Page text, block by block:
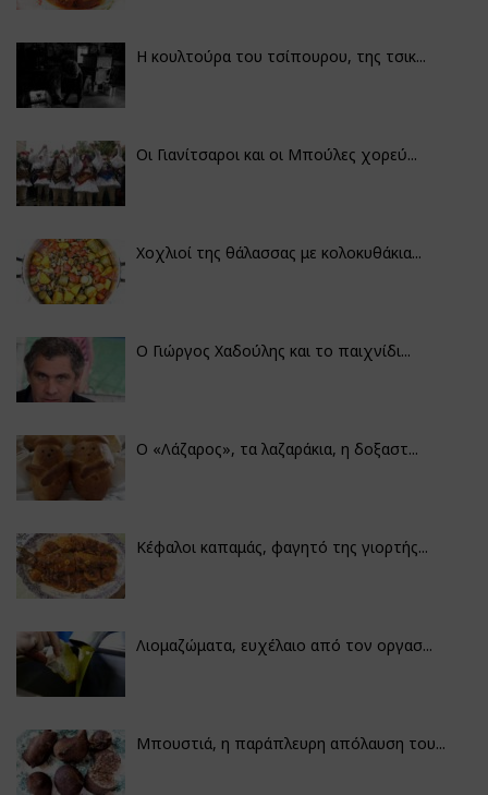
Η κουλτούρα του τσίπουρου, της τσικ...
Οι Γιανίτσαροι και οι Μπούλες χορεύ...
Χοχλιοί της θάλασσας με κολοκυθάκια...
Ο Γιώργος Χαδούλης και το παιχνίδι...
Ο «Λάζαρος», τα λαζαράκια, η δοξαστ...
Κέφαλοι καπαμάς, φαγητό της γιορτής...
Λιομαζώματα, ευχέλαιο από τον οργασ...
Μπουστιά, η παράπλευρη απόλαυση του...